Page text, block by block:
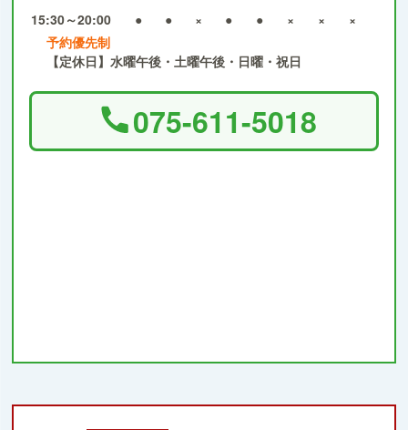
15:30～20:00
● ● × ● ● × ×
×
予約優先制
【定休日】水曜午後・土曜午後・日曜・祝日
075-611-5018